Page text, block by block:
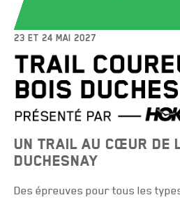
23 ET 24 MAI 2027
UN TRAIL AU CŒUR DE
DUCHESNAY
Des épreuves pour tous les